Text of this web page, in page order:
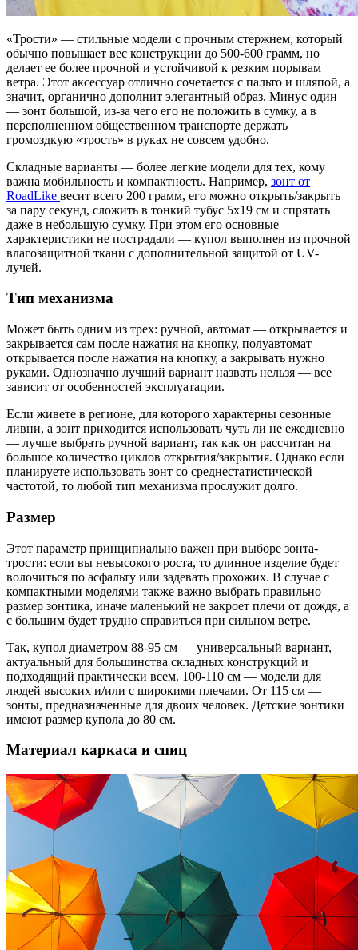
«Трости» — стильные модели с прочным стержнем, который
обычно повышает вес конструкции до 500-600 грамм, но
делает ее более прочной и устойчивой к резким порывам
ветра. Этот аксессуар отлично сочетается с пальто и шляпой, а
значит, органично дополнит элегантный образ. Минус один
— зонт большой, из-за чего его не положить в сумку, а в
переполненном общественном транспорте держать
громоздкую «трость» в руках не совсем удобно.
Складные варианты — более легкие модели для тех, кому
важна мобильность и компактность. Например, зонт от
RoadLike весит всего 200 грамм, его можно открыть/закрыть
за пару секунд, сложить в тонкий тубус 5х19 см и спрятать
даже в небольшую сумку. При этом его основные
характеристики не пострадали — купол выполнен из прочной
влагозащитной ткани с дополнительной защитой от UV-
лучей.
Тип механизма
Может быть одним из трех: ручной, автомат — открывается и
закрывается сам после нажатия на кнопку, полуавтомат —
открывается после нажатия на кнопку, а закрывать нужно
руками. Однозначно лучший вариант назвать нельзя — все
зависит от особенностей эксплуатации.
Если живете в регионе, для которого характерны сезонные
ливни, а зонт приходится использовать чуть ли не ежедневно
— лучше выбрать ручной вариант, так как он рассчитан на
большое количество циклов открытия/закрытия. Однако если
планируете использовать зонт со среднестатистической
частотой, то любой тип механизма прослужит долго.
Размер
Этот параметр принципиально важен при выборе зонта-
трости: если вы невысокого роста, то длинное изделие будет
волочиться по асфальту или задевать прохожих. В случае с
компактными моделями также важно выбрать правильно
размер зонтика, иначе маленький не закроет плечи от дождя, а
с большим будет трудно справиться при сильном ветре.
Так, купол диаметром 88-95 см — универсальный вариант,
актуальный для большинства складных конструкций и
подходящий практически всем. 100-110 см — модели для
людей высоких и/или с широкими плечами. От 115 см —
зонты, предназначенные для двоих человек. Детские зонтики
имеют размер купола до 80 см.
Материал каркаса и спиц